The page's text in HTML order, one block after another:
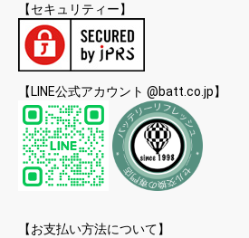
【セキュリティー】
【LINE公式アカウント @batt.co.jp】
【お支払い方法について】